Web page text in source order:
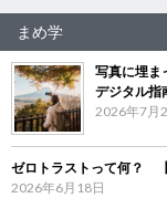
まめ学
写真に埋
デジタル指
2026年7月
ゼロトラストって何？
2026年6月18日